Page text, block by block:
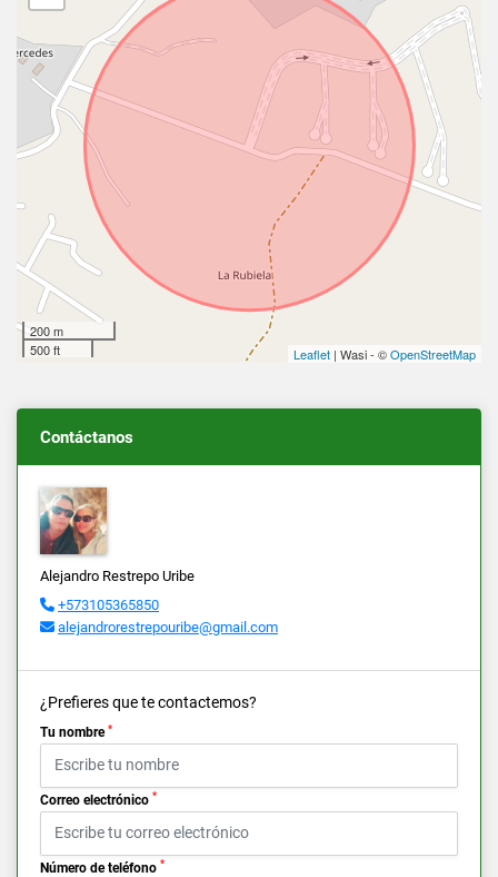
200 m
500 ft
Leaflet | Wasi - ©OpenStreetMap
Contáctanos
Alejandro Restrepo Uribe
+573105365850
alejandrorestrepouribe@gmail.com
¿Prefieres que te contactemos?
Tu nombre *
Correo electrónico *
Número de teléfono *